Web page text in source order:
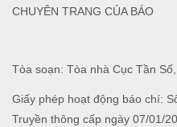
Tòa soạn: Tòa nhà Cục Tần
Giấy phép hoạt động báo chí:
Truyền thông cấp ngày 07/01/
CHUYÊN TRANG CỦA BÁO